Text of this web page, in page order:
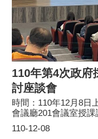
110年第4次政府
討座談會
110-12-08
時間：110年12月8日
會議廳201會議室授
室梁靜媛副主任兼採
重點探討參訓對象：